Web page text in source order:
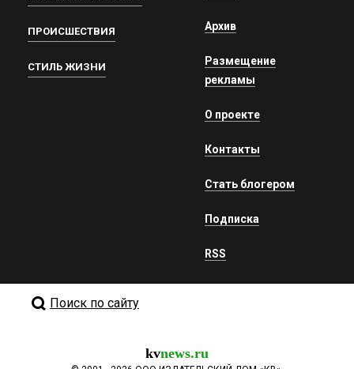
ПРОИСШЕСТВИЯ
СТИЛЬ ЖИЗНИ
Архив
Размещение
рекламы
О проекте
Контакты
Стать блогером
Подписка
RSS
Поиск по сайту
kvnews.ru